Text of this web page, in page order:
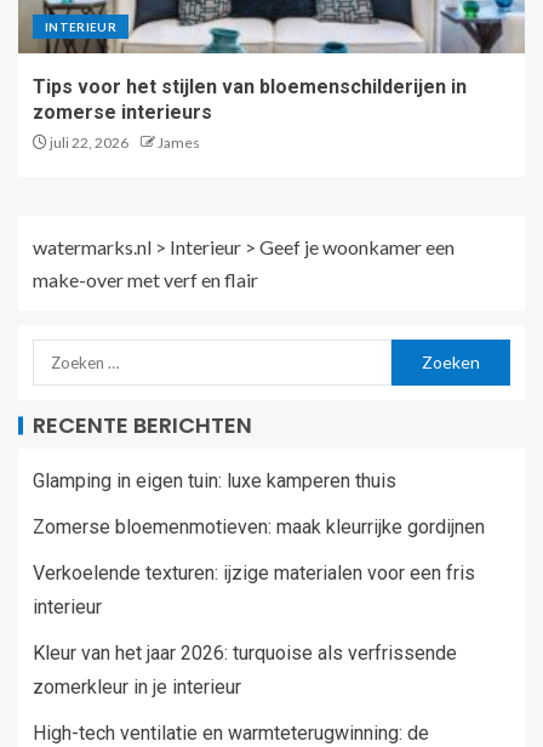
INTERIEUR
Tips voor het stijlen van bloemenschilderijen in
zomerse interieurs
juli 22, 2026 James
watermarks.nl > Interieur > Geef je woonkamer een
make-over met verf en flair
RECENTE BERICHTEN
Glamping in eigen tuin: luxe kamperen thuis
Zomerse bloemenmotieven: maak kleurrijke gordijnen
Verkoelende texturen: ijzige materialen voor een fris
interieur
Kleur van het jaar 2026: turquoise als verfrissende
zomerkleur in je interieur
High-tech ventilatie en warmteterugwinning: de